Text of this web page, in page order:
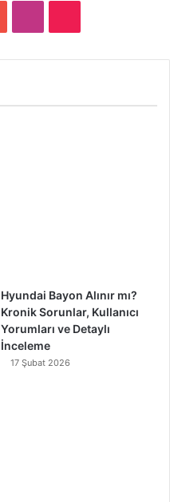
Hyundai Bayon Alınır mı?
Kronik Sorunlar, Kullanıcı
Yorumları ve Detaylı
İnceleme
17 Şubat 2026